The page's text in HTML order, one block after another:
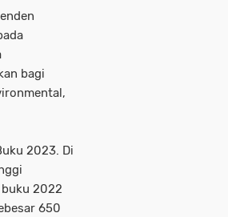
bagi
2023. Di
2022
650